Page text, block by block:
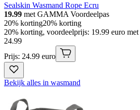
Sealskin Wasmand Rope Ecru
19.99 met GAMMA Voordeelpas
20% korting20% korting
20% korting, voordeelprijs: 19.99 euro
24.99
Prijs: 24.99 euro
Bekijk alles in wasmand